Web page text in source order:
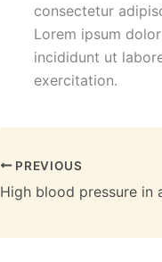
consectetur
Lorem ipsum
incididunt ut
exercitation.
PREVIOUS
High blood pressure in